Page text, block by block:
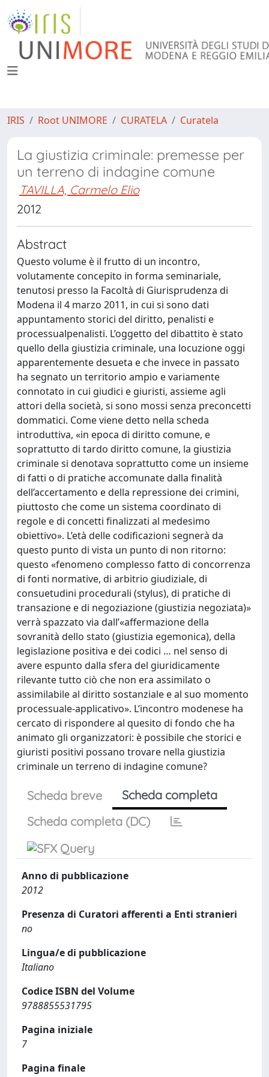
IRIS Root UNIMORE CURATELA Curatela
La giustizia criminale: premesse per
un terreno di indagine comune
TAVILLA, Carmelo Elio
2012
Abstract
Questo volume è il frutto di un incontro,
volutamente concepito in forma seminariale,
tenutosi presso la Facoltà di Giurisprudenza di
Modena il 4 marzo 2011, in cui si sono dati
appuntamento storici del diritto, penalisti e
processualpenalisti. L’oggetto del dibattito è stato
quello della giustizia criminale, una locuzione oggi
apparentemente desueta e che invece in passato
ha segnato un territorio ampio e variamente
connotato in cui giudici e giuristi, assieme agli
attori della società, si sono mossi senza preconcetti
dommatici. Come viene detto nella scheda
introduttiva, «in epoca di diritto comune, e
soprattutto di tardo diritto comune, la giustizia
criminale si denotava soprattutto come un insieme
di fatti o di pratiche accomunate dalla finalità
dell’accertamento e della repressione dei crimini,
piuttosto che come un sistema coordinato di
regole e di concetti finalizzati al medesimo
obiettivo». L’età delle codificazioni segnerà da
questo punto di vista un punto di non ritorno:
questo «fenomeno complesso fatto di concorrenza
di fonti normative, di arbitrio giudiziale, di
consuetudini procedurali (stylus), di pratiche di
transazione e di negoziazione (giustizia negoziata)»
verrà spazzato via dall’«affermazione della
sovranità dello stato (giustizia egemonica), della
legislazione positiva e dei codici … nel senso di
avere espunto dalla sfera del giuridicamente
rilevante tutto ciò che non era assimilato o
assimilabile al diritto sostanziale e al suo momento
processuale-applicativo». L’incontro modenese ha
cercato di rispondere al quesito di fondo che ha
animato gli organizzatori: è possibile che storici e
giuristi positivi possano trovare nella giustizia
criminale un terreno di indagine comune?
Scheda breve
Scheda completa
Scheda completa (DC)
Anno di pubblicazione
2012
Presenza di Curatori afferenti a Enti stranieri
no
Lingua/e di pubblicazione
Italiano
Codice ISBN del Volume
9788855531795
Pagina iniziale
7
Pagina finale